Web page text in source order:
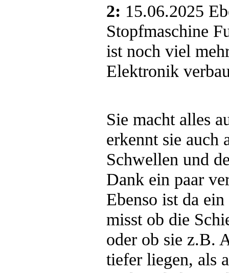
2: 15.06.2025
Stopfmaschine
ist noch viel
Elektronik
Sie macht alles
erkennt sie auch
Schwellen und
Dank ein paar
Ebenso ist da
misst ob die
oder ob sie z.B.
tiefer liegen, als